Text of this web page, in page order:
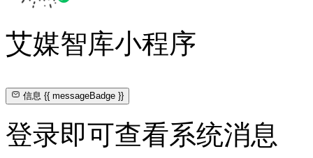
艾媒智库小程序
信息{{ messageBadge }}
登录即可查看系统消息